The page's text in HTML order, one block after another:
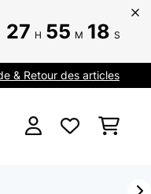
27 H 55 M 16 S
& Retour des articles